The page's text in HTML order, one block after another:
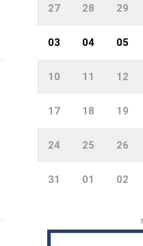
27 28 29
03 04 05
10 11 12
17 18 19
24 25 26
31 01 02